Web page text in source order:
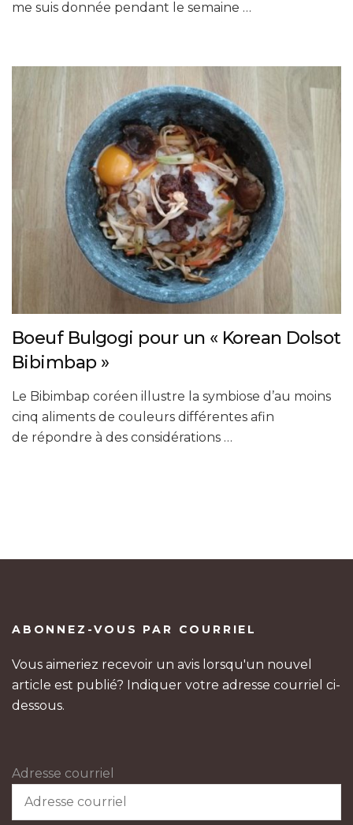
me suis donnée pendant le semaine …
Boeuf Bulgogi pour un « Korean Dolsot
Bibimbap »
Le Bibimbap coréen illustre la symbiose d’au moins
cinq aliments de couleurs différentes afin
de répondre à des considérations …
ABONNEZ-VOUS PAR COURRIEL
Vous aimeriez recevoir un avis lorsqu'un nouvel
article est publié? Indiquer votre adresse courriel ci-
dessous.
Adresse courriel